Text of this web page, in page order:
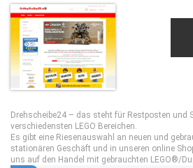
Drehscheibe24 – das steht für Restposten und
verschiedensten LEGO Bereichen.
Es gibt eine Riesenauswahl an neuen und
stationären Geschäft und in unseren online
uns auf den Handel mit gebrauchten LEGO®/